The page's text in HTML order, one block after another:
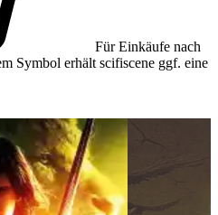
Für Einkäufe nach
Symbol erhält scifiscene ggf. eine